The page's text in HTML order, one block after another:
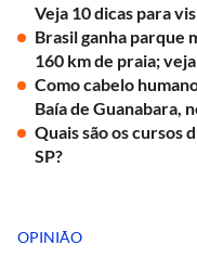
Veja 10 dicas para
Brasil ganha parque
160 km de praia;
Como cabelo
Baía de Guanabara,
Quais são os cursos
SP?
OPINIÃO